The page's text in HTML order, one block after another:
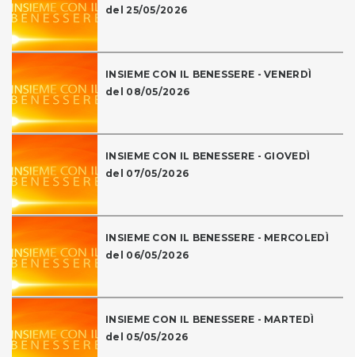
del 25/05/2026
INSIEME CON IL BENESSERE - VENERDÌ
del 08/05/2026
INSIEME CON IL BENESSERE - GIOVEDÌ
del 07/05/2026
INSIEME CON IL BENESSERE - MERCOLEDÌ
del 06/05/2026
INSIEME CON IL BENESSERE - MARTEDÌ
del 05/05/2026